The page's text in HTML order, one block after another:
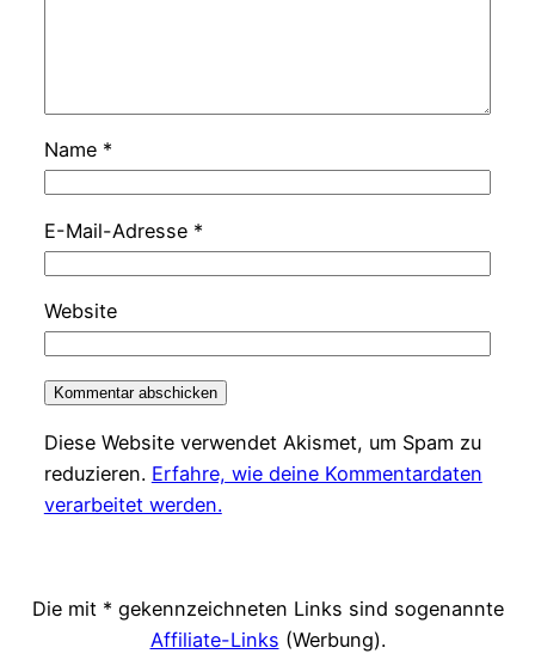
Name *
E-Mail-Adresse *
Website
Diese Website verwendet Akismet, um Spam zu
reduzieren. Erfahre, wie deine Kommentardaten
verarbeitet werden.
Die mit * gekennzeichneten Links sind sogenannte
Affiliate-Links (Werbung).